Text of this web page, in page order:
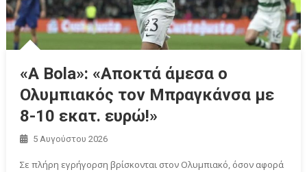
«A Bola»: «Αποκτά άμεσα ο
Ολυμπιακός τον Μπραγκάνσα με
8-10 εκατ. ευρώ!»
5 Αυγούστου 2026
Σε πλήρη εγρήγορση βρίσκονται στον Ολυμπιακό, όσον αφορά